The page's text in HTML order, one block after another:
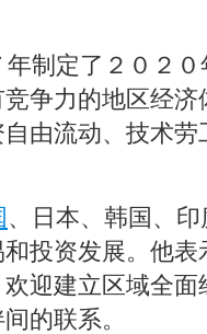
制定了２０２
争力的地区经
由流动、技术
、日本、韩国、
投资发展。他
迎建立区域全
的联系。